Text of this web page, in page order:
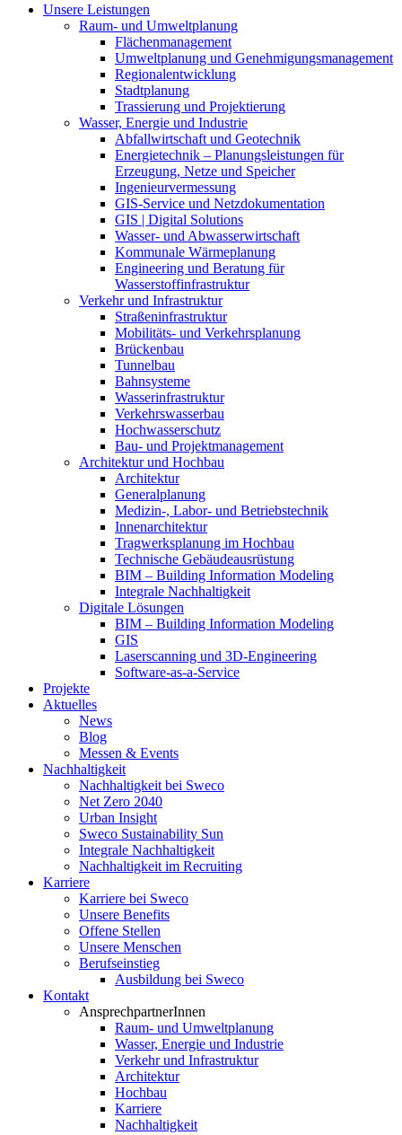
Unsere Leistungen
Raum- und Umweltplanung
Flächenmanagement
Umweltplanung und Genehmigungsmanagement
Regionalentwicklung
Stadtplanung
Trassierung und Projektierung
Wasser, Energie und Industrie
Abfallwirtschaft und Geotechnik
Energietechnik – Planungsleistungen für
Erzeugung, Netze und Speicher
Ingenieurvermessung
GIS-Service und Netzdokumentation
GIS | Digital Solutions
Wasser- und Abwasserwirtschaft
Kommunale Wärmeplanung
Engineering und Beratung für
Wasserstoffinfrastruktur
Verkehr und Infrastruktur
Straßeninfrastruktur
Mobilitäts- und Verkehrsplanung
Brückenbau
Tunnelbau
Bahnsysteme
Wasserinfrastruktur
Verkehrswasserbau
Hochwasserschutz
Bau- und Projektmanagement
Architektur und Hochbau
Architektur
Generalplanung
Medizin-, Labor- und Betriebstechnik
Innenarchitektur
Tragwerksplanung im Hochbau
Technische Gebäudeausrüstung
BIM – Building Information Modeling
Integrale Nachhaltigkeit
Digitale Lösungen
BIM – Building Information Modeling
GIS
Laserscanning und 3D-Engineering
Software-as-a-Service
Projekte
Aktuelles
News
Blog
Messen & Events
Nachhaltigkeit
Nachhaltigkeit bei Sweco
Net Zero 2040
Urban Insight
Sweco Sustainability Sun
Integrale Nachhaltigkeit
Nachhaltigkeit im Recruiting
Karriere
Karriere bei Sweco
Unsere Benefits
Offene Stellen
Unsere Menschen
Berufseinstieg
Ausbildung bei Sweco
Kontakt
AnsprechpartnerInnen
Raum- und Umweltplanung
Wasser, Energie und Industrie
Verkehr und Infrastruktur
Architektur
Hochbau
Karriere
Nachhaltigkeit